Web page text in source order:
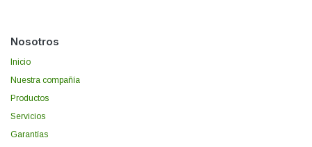
Nosotros
Inicio
Nuestra compañía
Productos
Servicios
Garantías